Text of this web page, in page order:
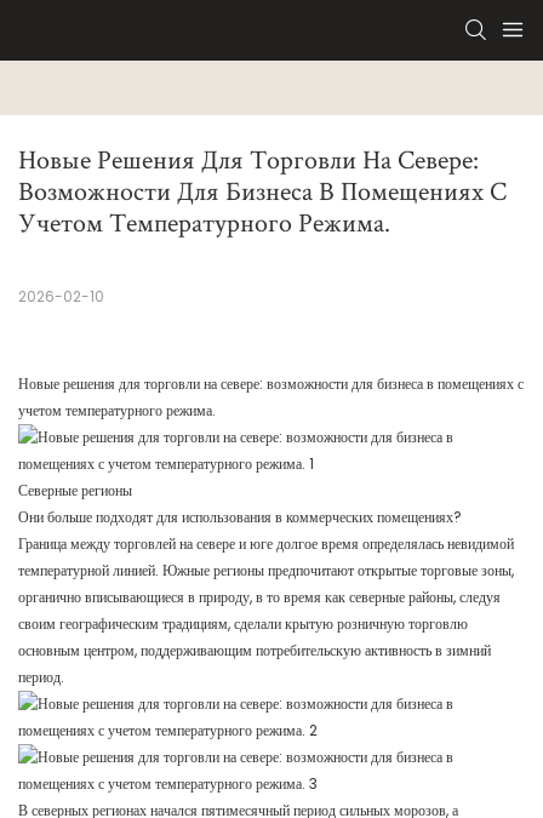
Новые Решения Для Торговли На Севере:
Возможности Для Бизнеса В Помещениях С
Учетом Температурного Режима.
2026-02-10
Новые решения для торговли на севере: возможности для бизнеса в помещениях с
учетом температурного режима.
Северные регионы
Они больше подходят для использования в коммерческих помещениях?
Граница между торговлей на севере и юге долгое время определялась невидимой
температурной линией. Южные регионы предпочитают открытые торговые зоны,
органично вписывающиеся в природу, в то время как северные районы, следуя
своим географическим традициям, сделали крытую розничную торговлю
основным центром, поддерживающим потребительскую активность в зимний
период.
В северных регионах начался пятимесячный период сильных морозов, а